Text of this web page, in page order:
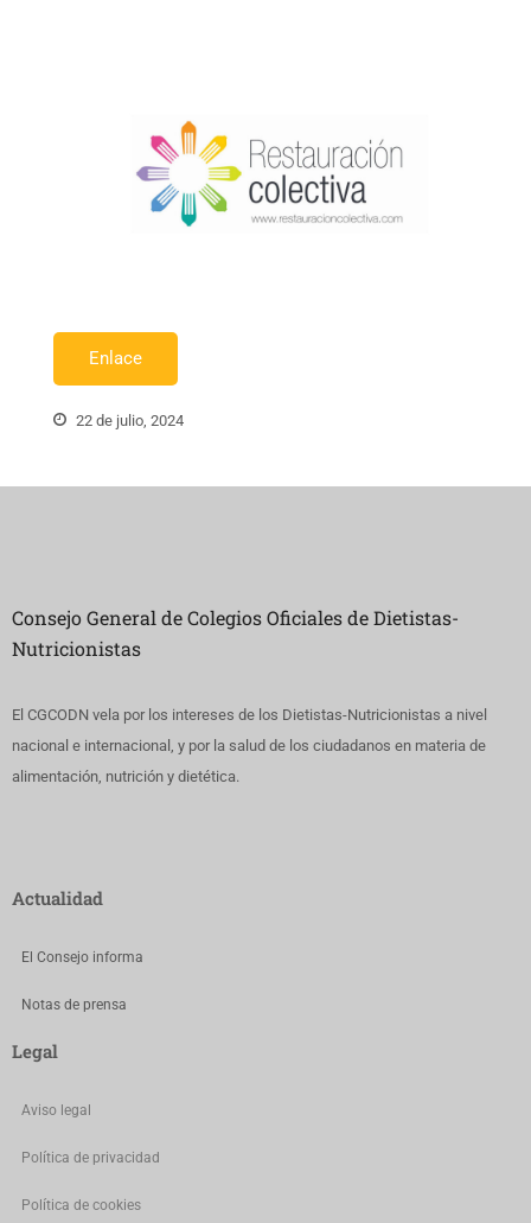
Enlace
22 de julio, 2024
Consejo General de Colegios Oficiales de Dietistas-
Nutricionistas
El CGCODN vela por los intereses de los Dietistas-Nutricionistas a nivel
nacional e internacional, y por la salud de los ciudadanos en materia de
alimentación, nutrición y dietética.
Actualidad
El Consejo informa
Notas de prensa
Legal
Aviso legal
Política de privacidad
Política de cookies